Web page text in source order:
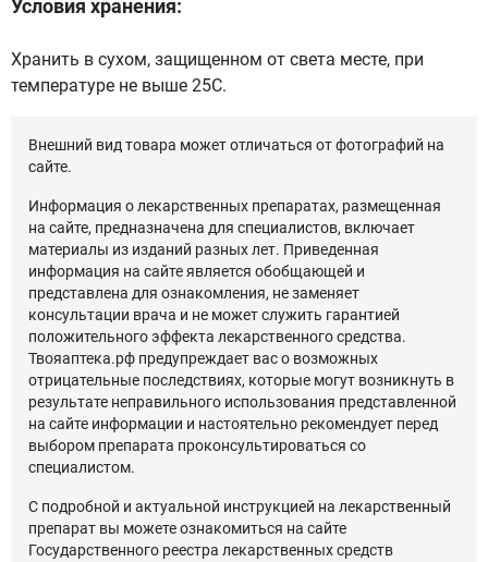
Условия хранения:
Хранить в сухом, защищенном от света месте, при
температуре не выше 25С.
Внешний вид товара может отличаться от фотографий на
сайте.
Информация о лекарственных препаратах, размещенная
на сайте, предназначена для специалистов, включает
материалы из изданий разных лет. Приведенная
информация на сайте является обобщающей и
представлена для ознакомления, не заменяет
консультации врача и не может служить гарантией
положительного эффекта лекарственного средства.
Твояаптека.рф предупреждает вас о возможных
отрицательные последствиях, которые могут возникнуть в
результате неправильного использования представленной
на сайте информации и настоятельно рекомендует перед
выбором препарата проконсультироваться со
специалистом.
С подробной и актуальной инструкцией на лекарственный
препарат вы можете ознакомиться на сайте
Государственного реестра лекарственных средств